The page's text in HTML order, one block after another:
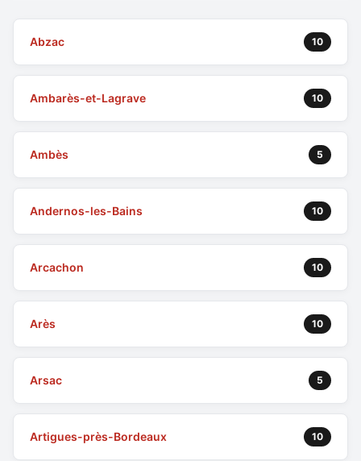
Abzac 10
Ambarès-et-Lagrave 10
Ambès 5
Andernos-les-Bains 10
Arcachon 10
Arès 10
Arsac 5
Artigues-près-Bordeaux 10